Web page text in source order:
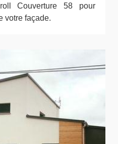
Couverture 58 pour
votre façade.